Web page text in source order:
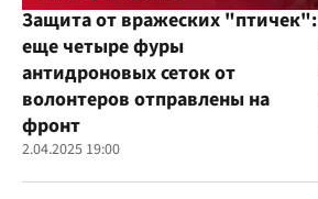
Защита от вражеских "птичек":
еще четыре фуры
антидроновых сеток от
волонтеров отправлены на
фронт
2.04.2025 19:00